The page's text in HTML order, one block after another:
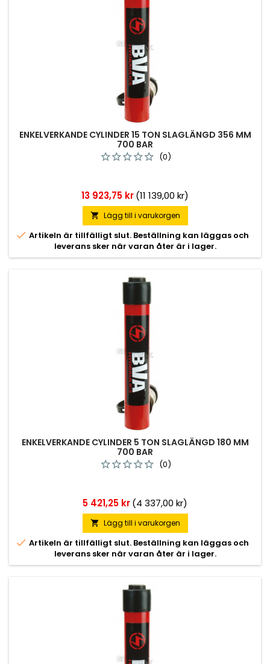
ENKELVERKANDE CYLINDER 15 TON SLAGLÄNGD 356 MM
700 BAR
(0)
Pris
13 923,75 kr(11 139,00 kr)
 Lägg till i varukorgen
 Artikeln är tillfälligt slut. Beställning kan läggas och
leverans sker när varan åter är i lager.
ENKELVERKANDE CYLINDER 5 TON SLAGLÄNGD 180 MM
700 BAR
(0)
Pris
5 421,25 kr(4 337,00 kr)
 Lägg till i varukorgen
 Artikeln är tillfälligt slut. Beställning kan läggas och
leverans sker när varan åter är i lager.